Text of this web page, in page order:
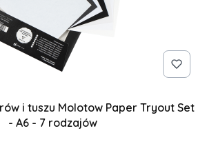
i tuszu Molotow Paper Tryout Set
- A6 - 7 rodzajów